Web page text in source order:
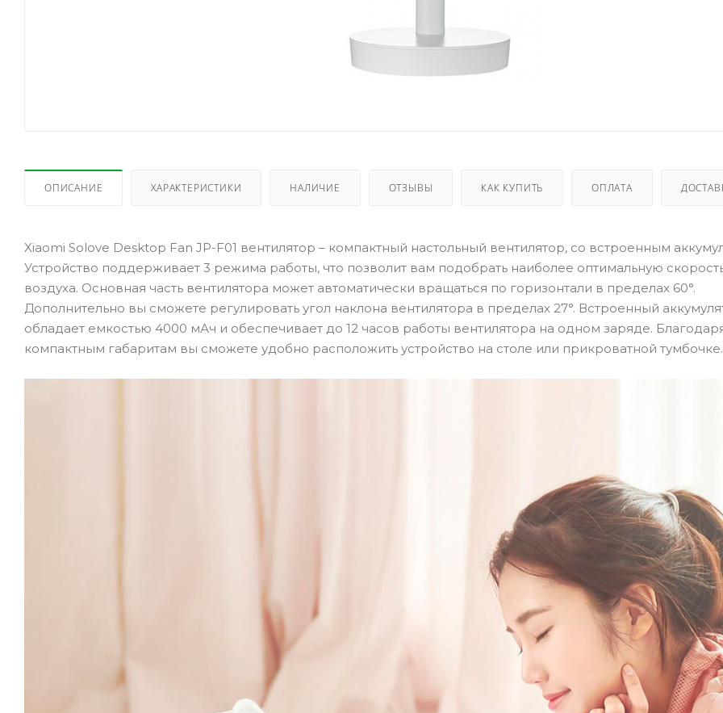
ОПИСАНИЕ ХАРАКТЕРИСТИКИ НАЛИЧИЕ ОТЗЫВЫ КАК КУПИТЬ ОПЛАТА
Xiaomi Solove Desktop Fan JP-F01 вентилятор – компактный настольный вентилятор, со встроенным
Устройство поддерживает 3 режима работы, что позволит вам подобрать наиболее оптимальную
воздуха. Основная часть вентилятора может автоматически вращаться по горизонтали в пределах 60°.
Дополнительно вы сможете регулировать угол наклона вентилятора в пределах 27°. Встроенный
обладает емкостью 4000 мАч и обеспечивает до 12 часов работы вентилятора на одном заряде.
компактным габаритам вы сможете удобно расположить устройство на столе или прикроватной тумбочке.